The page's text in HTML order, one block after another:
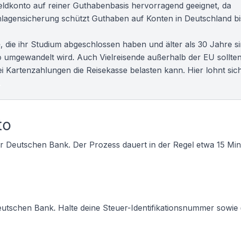
auf reiner Guthabenbasis hervorragend geeignet, da
schützt Guthaben auf Konten in Deutschland
ihr Studium abgeschlossen haben und älter als 30 Jahre
wird. Auch Vielreisende außerhalb der EU sollten
die Reisekasse belasten kann. Hier lohnt
Bank. Der Prozess dauert in der Regel etwa 15
Bank. Halte deine Steuer-Identifikationsnummer sowie